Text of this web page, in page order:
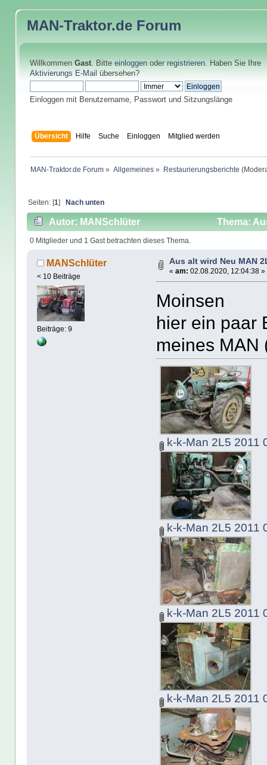
MAN-Traktor.de Forum
Willkommen Gast. Bitte einloggenoder registrieren. Haben Sie Ihre
Aktivierungs E-Mail übersehen?
Einloggen mit Benutzername, Passwort und Sitzungslänge
Übersicht Hilfe Suche Einloggen Mitglied werden
MAN-Traktor.de Forum » Allgemeines » Restaurierungsberichte
Seiten: [1] Nach unten
Autor: MANSchlüter Thema:
0 Mitglieder und 1 Gast betrachten dieses Thema.
MANSchlüter
< 10 Beiträge
Beiträge: 9
Aus alt wird Neu MAN
« am: 02.08.2020, 12:04:38 »
Moinsen
hier ein paar
meines MAN
k-k-Man 2L5 2011
k-k-Man 2L5 2011
k-k-Man 2L5 2011
k-k-Man 2L5 2011